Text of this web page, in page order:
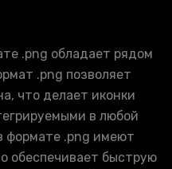
.png обладает рядом
.png позволяет
что делает иконки
в любой
формате .png имеют
обеспечивает быструю